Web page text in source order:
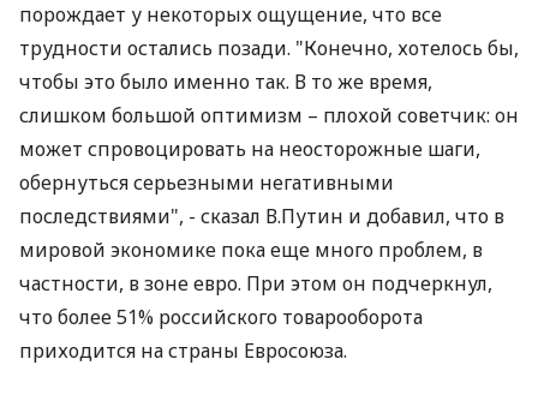
порождает у некоторых ощущение, что все
трудности остались позади. "Конечно, хотелось бы,
чтобы это было именно так. В то же время,
слишком большой оптимизм – плохой советчик: он
может спровоцировать на неосторожные шаги,
обернуться серьезными негативными
последствиями", - сказал В.Путин и добавил, что в
мировой экономике пока еще много проблем, в
частности, в зоне евро. При этом он подчеркнул,
что более 51% российского товарооборота
приходится на страны Евросоюза.